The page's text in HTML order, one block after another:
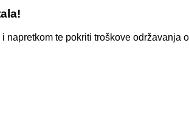
napretkom te pokriti troškove